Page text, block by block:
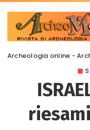
Archeologia online -